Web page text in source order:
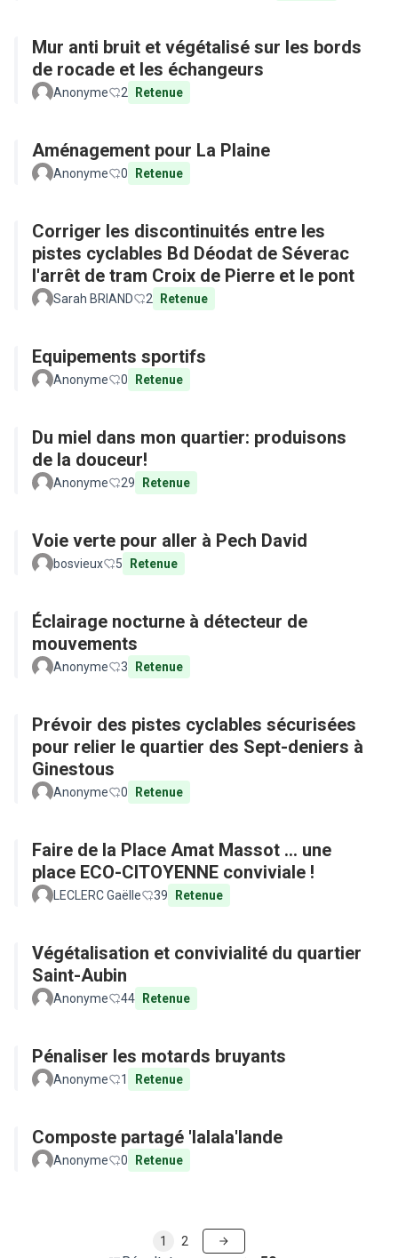
Mur anti bruit et végétalisé sur les bords
de rocade et les échangeurs
Anonyme 2 Retenue
Aménagement pour La Plaine
Anonyme 0 Retenue
Corriger les discontinuités entre les
pistes cyclables Bd Déodat de Séverac
l'arrêt de tram Croix de Pierre et le pont
Sarah BRIAND 2 Retenue
Equipements sportifs
Anonyme 0 Retenue
Du miel dans mon quartier: produisons
de la douceur!
Anonyme 29 Retenue
Voie verte pour aller à Pech David
bosvieux 5 Retenue
Éclairage nocturne à détecteur de
mouvements
Anonyme 3 Retenue
Prévoir des pistes cyclables sécurisées
pour relier le quartier des Sept-deniers à
Ginestous
Anonyme 0 Retenue
Faire de la Place Amat Massot ... une
place ECO-CITOYENNE conviviale !
LECLERC Gaëlle 39 Retenue
Végétalisation et convivialité du quartier
Saint-Aubin
Anonyme 44 Retenue
Pénaliser les motards bruyants
Anonyme 1 Retenue
Composte partagé 'lalala'lande
Anonyme 0 Retenue
1 2